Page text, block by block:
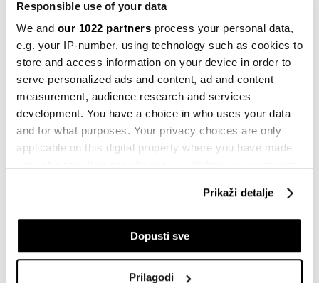
Responsible use of your data
We and our 1022 partners process your personal data,
e.g. your IP-number, using technology such as cookies to
store and access information on your device in order to
serve personalized ads and content, ad and content
measurement, audience research and services
development. You have a choice in who uses your data
and for what purposes. Your privacy choices are only
applicable on this digital property where you have made
If you allow, we would also like to:
Collect information about your geographical
Prikaži detalje
Dopusti sve
Prilagodi
Politika
Pregled nedjelje: Od zemljotresa u
Turskoj do turizma u BiH
10.02.2023
Politika
kašnjenja oko potresa i slabe zgrade
10.02.2023
Svijet
desetinama milijardi dolara
Broj žrtava u Turskoj dostigao 4.000,
milioni bez struje ili grijanja